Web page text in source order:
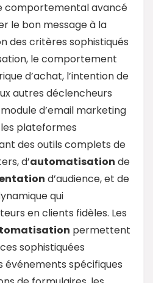
comportemental avancé
le bon message à la
des critères sophistiqués
le comportement
d’achat, l’intention de
autres déclencheurs
d’email marketing
plateformes
des outils complets de
d’automatisation de
d’audience, et de
qui
en clients fidèles. Les
permettent
sophistiquées
événements spécifiques